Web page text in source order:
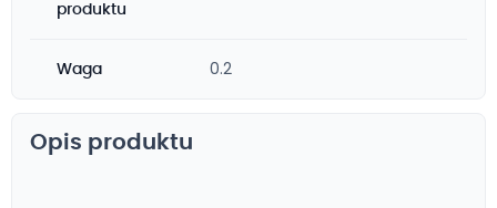
produktu
Waga 0.2
Opis produktu